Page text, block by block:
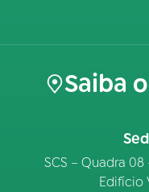
Saiba
SCS – Quadra
Edifício